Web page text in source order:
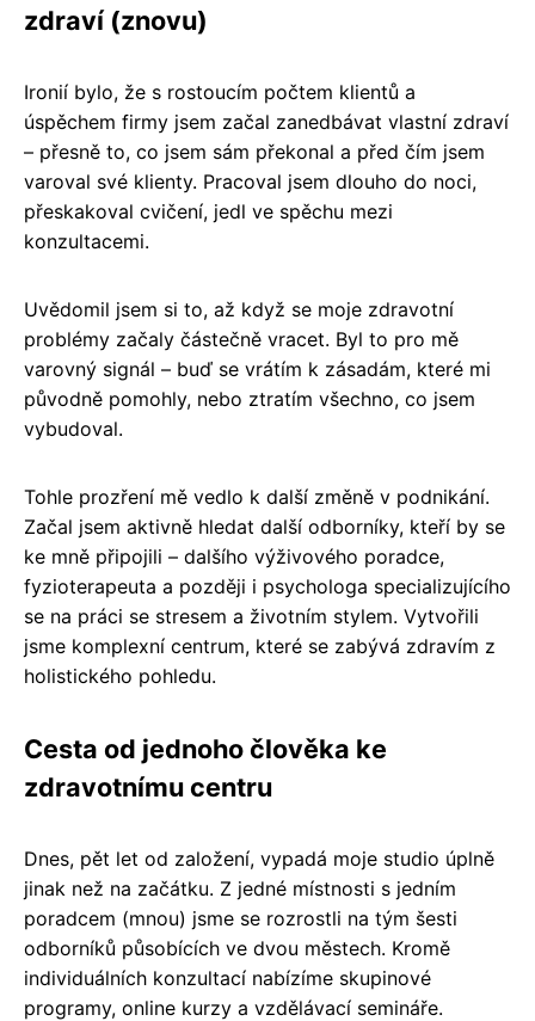
zdraví (znovu)
Ironií bylo, že s rostoucím počtem klientů a
úspěchem firmy jsem začal zanedbávat vlastní zdraví
– přesně to, co jsem sám překonal a před čím jsem
varoval své klienty. Pracoval jsem dlouho do noci,
přeskakoval cvičení, jedl ve spěchu mezi
konzultacemi.
Uvědomil jsem si to, až když se moje zdravotní
problémy začaly částečně vracet. Byl to pro mě
varovný signál – buď se vrátím k zásadám, které mi
původně pomohly, nebo ztratím všechno, co jsem
vybudoval.
Tohle prozření mě vedlo k další změně v podnikání.
Začal jsem aktivně hledat další odborníky, kteří by se
ke mně připojili – dalšího výživového poradce,
fyzioterapeuta a později i psychologa specializujícího
se na práci se stresem a životním stylem. Vytvořili
jsme komplexní centrum, které se zabývá zdravím z
holistického pohledu.
Cesta od jednoho člověka ke
zdravotnímu centru
Dnes, pět let od založení, vypadá moje studio úplně
jinak než na začátku. Z jedné místnosti s jedním
poradcem (mnou) jsme se rozrostli na tým šesti
odborníků působících ve dvou městech. Kromě
individuálních konzultací nabízíme skupinové
programy, online kurzy a vzdělávací semináře.